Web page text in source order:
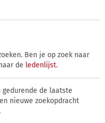
Ben je op zoek naar
de ledenlijst.
gedurende de laatste
nieuwe zoekopdracht